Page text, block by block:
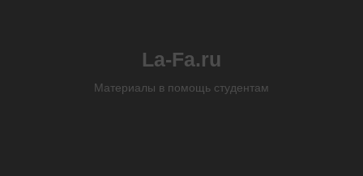
La-Fa.ru
Материалы в помощь студентам